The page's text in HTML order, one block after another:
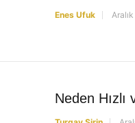
Enes Ufuk
Neden